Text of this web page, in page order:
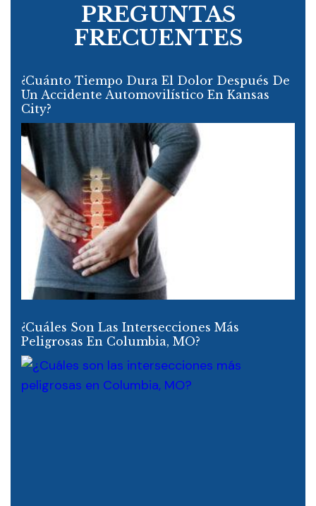
PREGUNTAS
FRECUENTES
¿Cuánto Tiempo Dura El Dolor Después De
Un Accidente Automovilístico En Kansas
City?
¿Cuáles Son Las Intersecciones Más
Peligrosas En Columbia, MO?